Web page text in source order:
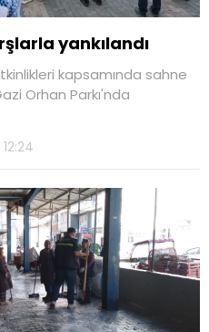
yankılandı
kapsamında sahne
Orhan Parkı'nda